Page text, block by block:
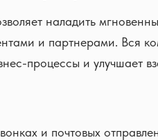
наладить
и партнерами. Вся
процессы и улучшает
и почтовых